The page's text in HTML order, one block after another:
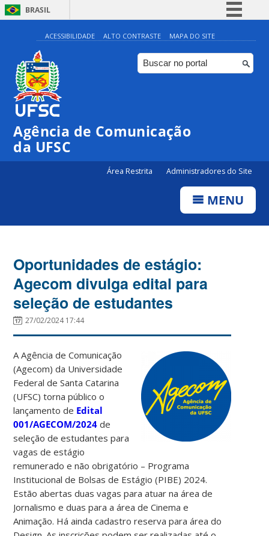
BRASIL
Simplifique!
Comunica BR
Participe
Canais
ACESSIBILIDADE ALTO CONTRASTE MAPA DO SITE
Agência de Comunicação
da UFSC
Área Restrita Administradores do Site
MENU
Oportunidades de estágio:
Agecom divulga edital para
seleção de estudantes
27/02/2024 17:44
A Agência de Comunicação
(Agecom) da Universidade
Federal de Santa Catarina
(UFSC) torna público o
lançamento de Edital
001/AGECOM/2024 de
seleção de estudantes para
vagas de estágio
remunerado e não obrigatório – Programa
Institucional de Bolsas de Estágio (PIBE) 2024.
Estão abertas duas vagas para atuar na área de
Jornalismo e duas para a área de Cinema e
Animação. Há ainda cadastro reserva para área do